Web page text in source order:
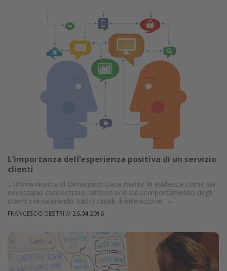
L’importanza dell’esperienza positiva di un servizio
clienti
L’ultima ricerca di Dimension Data mette in evidenza come sia
necessario concentrare l’attenzione sul comportamento degli
utenti considerando tutti i canali di interazione. »
FRANCESCO DESTRI // 26.04.2016